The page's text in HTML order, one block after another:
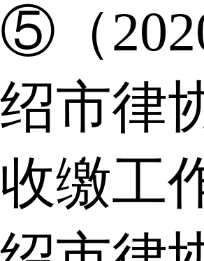
⑤（
绍市律
收缴工